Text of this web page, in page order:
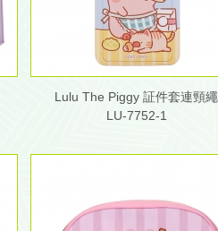
Lulu The Piggy 証件套連頸繩
LU-7752-1